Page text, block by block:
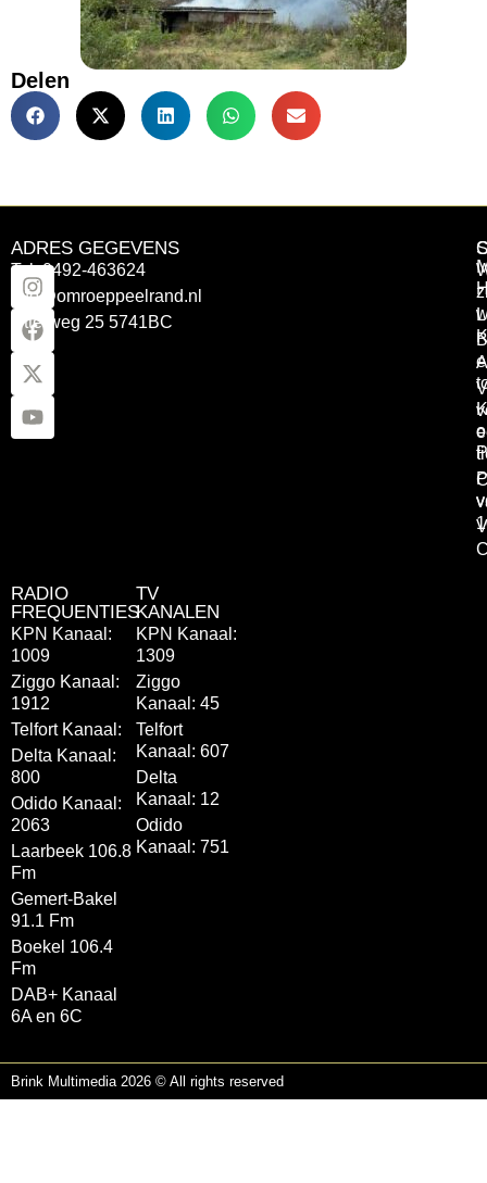
Delen
ADRES GEGEVENS
Tel: 0492-463624
info@omroeppeelrand.nl
Otterweg 25 5741BC
RADIO
FREQUENTIES
KPN Kanaal:
1009
Ziggo Kanaal:
1912
Telfort Kanaal:
Delta Kanaal:
800
Odido Kanaal:
2063
Laarbeek 106.8
Fm
Gemert-Bakel
91.1 Fm
Boekel 106.4
Fm
DAB+ Kanaal
6A en 6C
TV
KANALEN
KPN Kanaal:
1309
Ziggo
Kanaal: 45
Telfort
Kanaal: 607
Delta
Kanaal: 12
Odido
Kanaal: 751
Brink Multimedia 2026 © All rights reserved